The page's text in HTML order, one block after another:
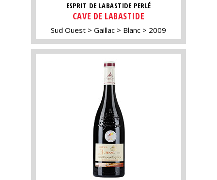
ESPRIT DE LABASTIDE PERLÉ
CAVE DE LABASTIDE
Sud Ouest Gaillac Blanc 2009